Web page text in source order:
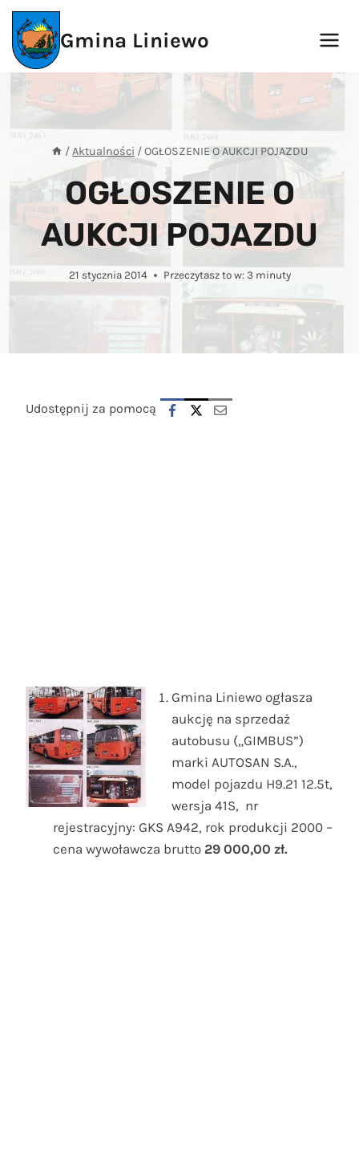
Przejdź
treści
Gmina Liniewo
/Aktualności /OGŁOSZENIE O AUKCJI POJAZDU
OGŁOSZENIE O
AUKCJI POJAZDU
21 stycznia 2014 Przeczytasz to w:3 minuty
Udostępnij za pomocą
Gmina Liniewo ogłasza
aukcję na sprzedaż
autobusu („GIMBUS”)
marki AUTOSAN S.A.,
model pojazdu H9.21 12.5t,
wersja 41S, nr
rejestracyjny: GKS A942, rok produkcji 2000 –
cena wywoławcza brutto 29 000,00 zł.